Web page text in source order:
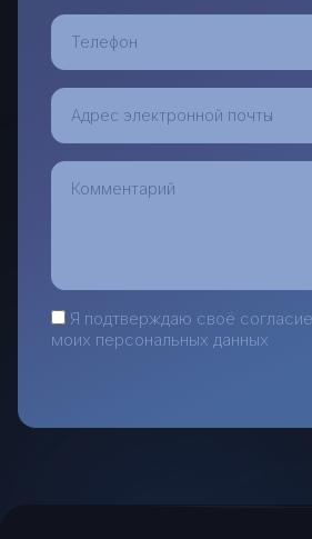
Я подтверждаю своё
моих персональных данных